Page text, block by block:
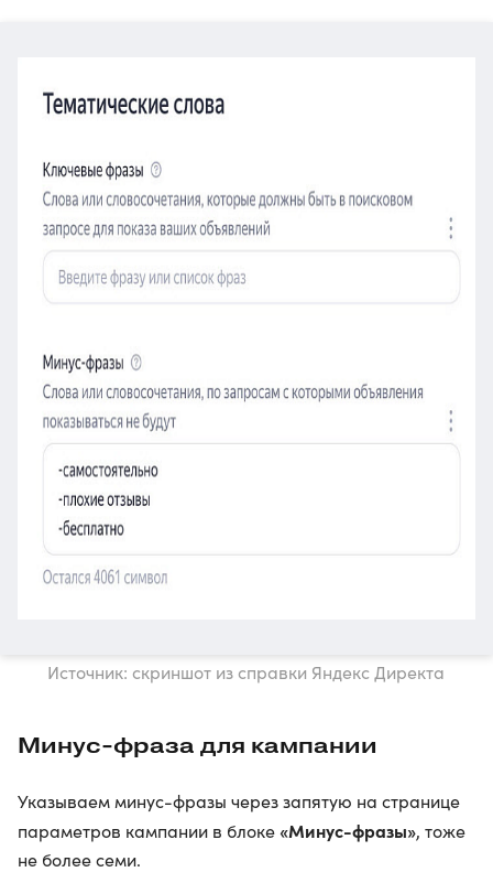
Источник: скриншот из справки Яндекс Директа
Минус-фраза для кампании
Указываем минус-фразы через запятую на странице
параметров кампании в блоке«Минус-фразы», тоже
не более семи.